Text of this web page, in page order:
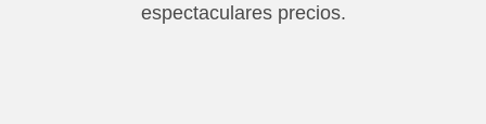
espectaculares precios.